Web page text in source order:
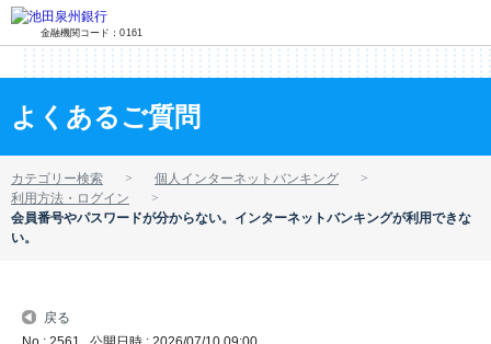
金融機関コード：0161
よくあるご質問
カテゴリー検索
個人インターネットバンキング
利用方法・ログイン
会員番号やパスワードが分からない。インターネットバンキングが利用できな
い。
戻る